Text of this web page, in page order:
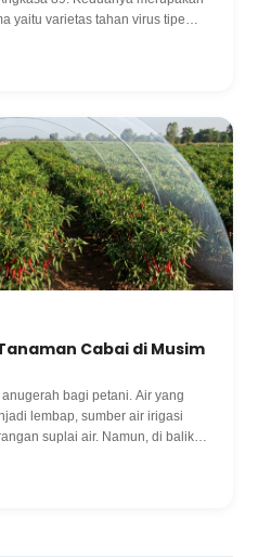
yaitu varietas tahan virus tipe
yang sama pula yaitu dari PT.
Cabai di Musim
bagi petani. Air yang
lembap, sumber air irigasi
suplai air. Namun, di balik
menjadi ujian berat bahkan